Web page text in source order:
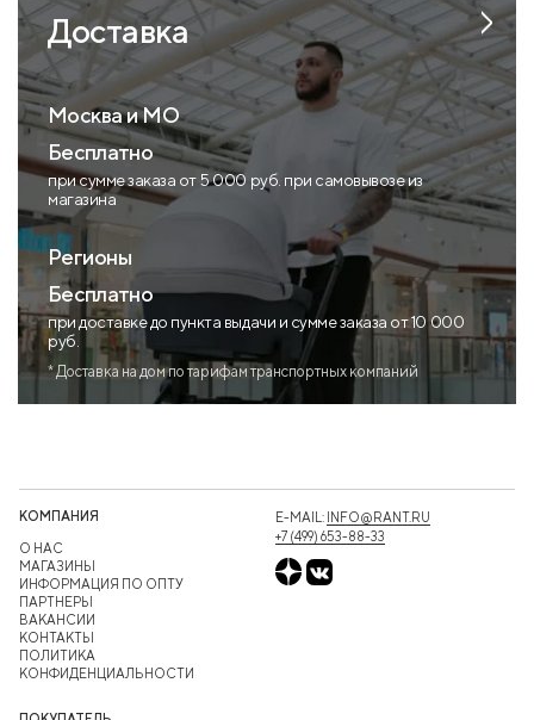
Доставка
Москва и МО
Бесплатно
при сумме заказа от 5 000 руб. при самовывозе из
магазина
Регионы
Бесплатно
при доставке до пункта выдачи и сумме заказа от 10 000
руб.
* Доставка на дом по тарифам транспортных компаний
КОМПАНИЯ
О НАС
МАГАЗИНЫ
ИНФОРМАЦИЯ ПО ОПТУ
ПАРТНЕРЫ
ВАКАНСИИ
КОНТАКТЫ
ПОЛИТИКА
КОНФИДЕНЦИАЛЬНОСТИ
E-MAIL: INFO@RANT.RU
+7 (499) 653-88-33